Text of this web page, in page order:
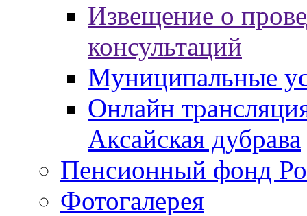
Извещение о
консультаций
Муниципальные
Онлайн
Аксайская дубрава
Пенсионный фонд
Фотогалерея